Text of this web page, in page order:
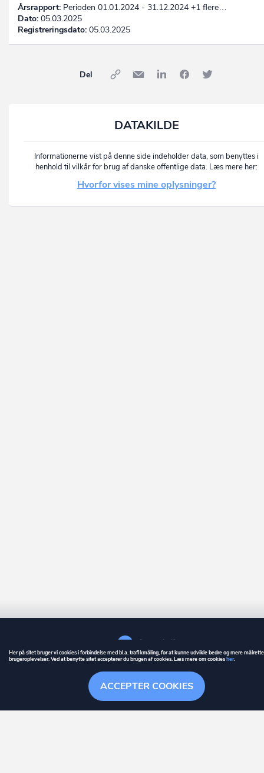
Søgehistorik Menu
Årsrapport: Perioden 01.01.2024 - 31.12.2024 +1 flere…
Dato: 05.03.2025
Registreringsdato: 05.03.2025
Del
DATAKILDE
Informationerne vist på denne side indeholder data, som benyttes i
henhold til vilkår for brug af danske offentlige data. Læs mere her:
Hvorfor vises mine oplysninger?
GUIDE BETINGELSER
er et registreret varemærke tilhørende ownr ApS – CVR nr.: 36 40 88
Stationsparken 26. 2., 2600 Glostrup, info@ownr.dk
ACCEPTER COOKIES
Her på sitet bruger vi cookies i forbindelse med bl.a. trafikmåling, for at kunne udvikle bedre og mere
brugeroplevelser. Ved at benytte sitet accepterer du brugen af cookies. Læs mere om cookiesher.